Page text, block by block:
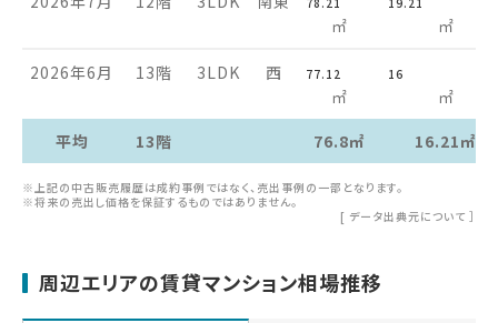
㎡ ㎡
2026年6月 13階 3LDK 西 77.12
㎡
16
㎡
平均
13階 76.8㎡ 16.21㎡
※上記の中古販売履歴は成約事例ではなく、売出事例の一部となります。
※将来の売出し価格を保証するものではありません。
[ データ出典元について ］
周辺エリアの賃貸マンション相場推移